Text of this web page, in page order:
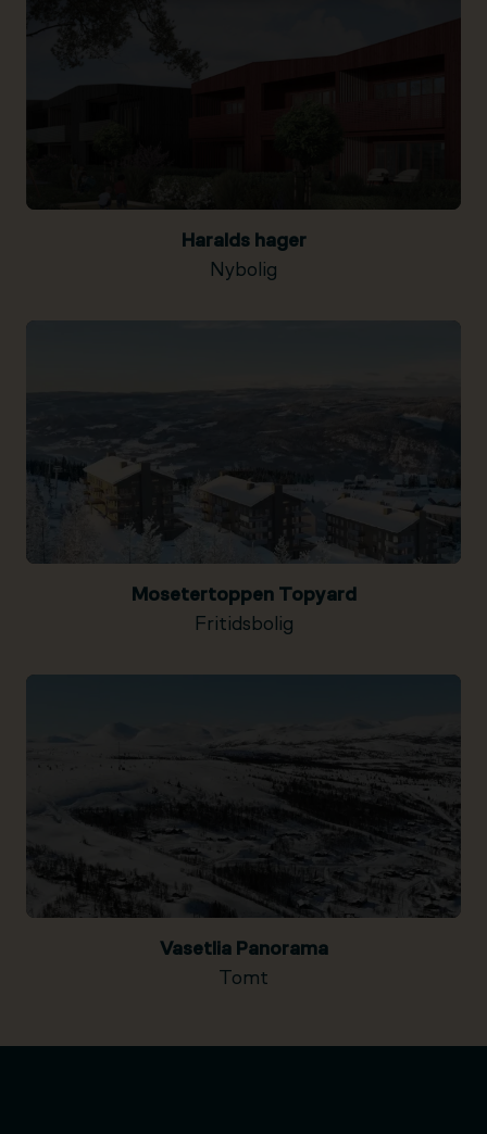
Haralds hager
Nybolig
Mosetertoppen Topyard
Fritidsbolig
Vasetlia Panorama
Tomt